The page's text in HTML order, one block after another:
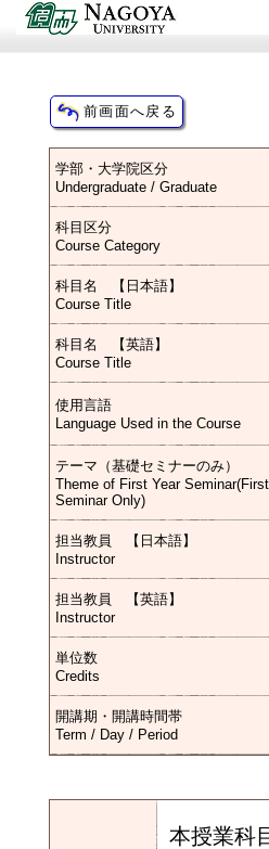
学部・大学院区分
Undergraduate / Graduate
科目区分
Course Category
科目名 【日本語】
Course Title
科目名 【英語】
Course Title
使用言語
Language Used in the Course
テーマ（基礎セミナーのみ）
Theme of First Year
Seminar Only)
担当教員 【日本語】
Instructor
担当教員 【英語】
Instructor
単位数
Credits
開講期・開講時間帯
Term / Day / Period
本授業科